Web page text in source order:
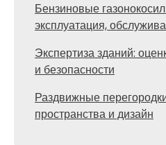
Бензиновые
эксплуатация,
Экспертиза зданий:
и безопасности
Раздвижные
пространства и дизайн